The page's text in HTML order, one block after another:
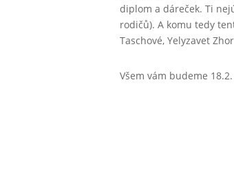
diplom a dáreček. Ti
rodičů). A komu tedy
Taschové, Yelyzavet
Všem vám budeme